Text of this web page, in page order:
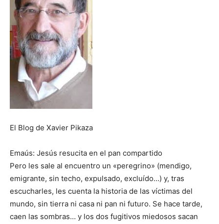
El Blog de Xavier Pikaza
Emaús: Jesús resucita en el pan compartido
Pero les sale al encuentro un «peregrino» (mendigo,
emigrante, sin techo, expulsado, excluído…) y, tras
escucharles, les cuenta la historia de las víctimas del
mundo, sin tierra ni casa ni pan ni futuro. Se hace tarde,
caen las sombras… y los dos fugitivos miedosos sacan